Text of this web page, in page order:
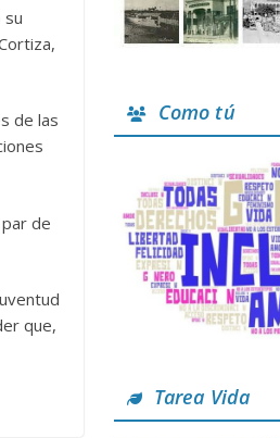
su
de las
de
que,
Como tú
Tarea Vida